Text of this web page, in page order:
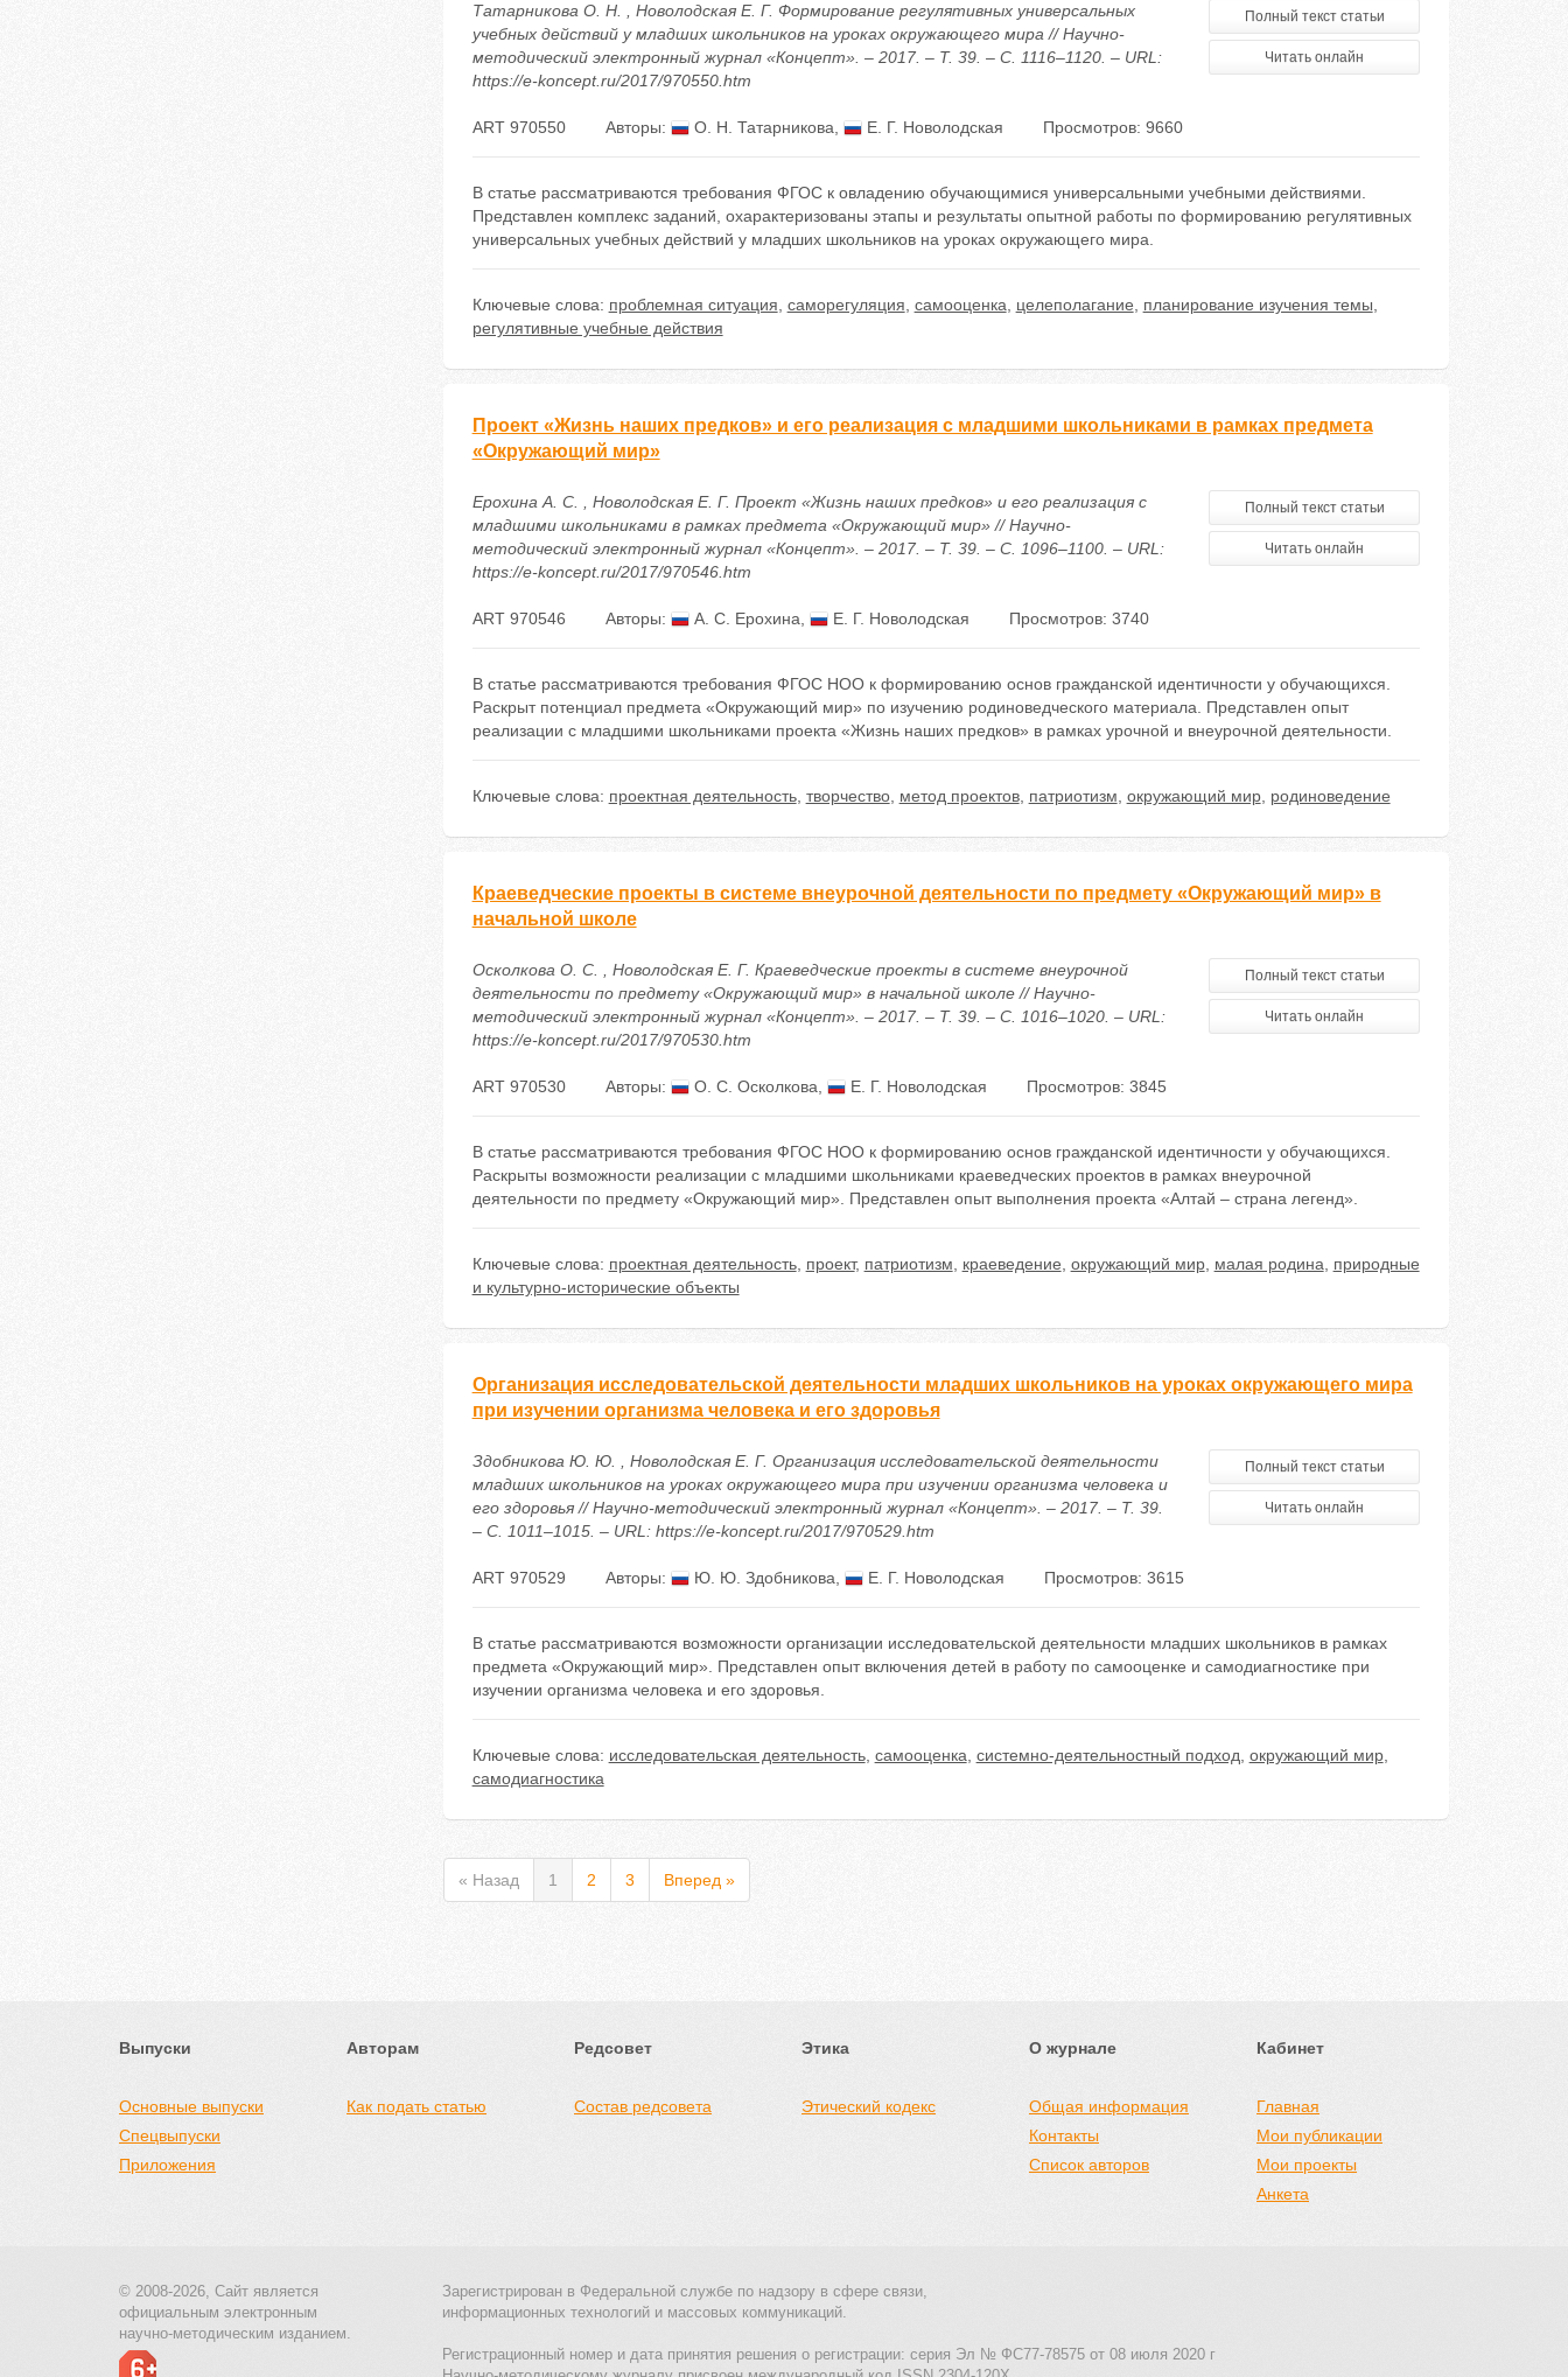
Татарникова О. Н. , Новолодская Е. Г. Формирование регулятивных универсальных
учебных действий у младших школьников на уроках окружающего мира // Научно-
методический электронный журнал «Концепт». – 2017. – Т. 39. – С. 1116–1120. – URL:
https://e-koncept.ru/2017/970550.htm
Полный текст статьи
Читать онлайн
ART 970550 Авторы: О. Н. Татарникова Е. Г. Новолодская Просмотров: 9660
В статье рассматриваются требования ФГОС к овладению обучающимися универсальными учебными действиями.
Представлен комплекс заданий, охарактеризованы этапы и результаты опытной работы по формированию регулятивных
универсальных учебных действий у младших школьников на уроках окружающего мира.
Ключевые слова: проблемная ситуация саморегуляция самооценка целеполагание планирование изучения темы
регулятивные учебные действия
Проект «Жизнь наших предков» и его реализация с младшими школьниками в рамках предмета
«Окружающий мир»
Ерохина А. С. , Новолодская Е. Г. Проект «Жизнь наших предков» и его реализация с
младшими школьниками в рамках предмета «Окружающий мир» // Научно-
методический электронный журнал «Концепт». – 2017. – Т. 39. – С. 1096–1100. – URL:
https://e-koncept.ru/2017/970546.htm
Полный текст статьи
Читать онлайн
ART 970546 Авторы: А. С. Ерохина Е. Г. Новолодская Просмотров: 3740
В статье рассматриваются требования ФГОС НОО к формированию основ гражданской идентичности у обучающихся.
Раскрыт потенциал предмета «Окружающий мир» по изучению родиноведческого материала. Представлен опыт
реализации с младшими школьниками проекта «Жизнь наших предков» в рамках урочной и внеурочной деятельности.
Ключевые слова: проектная деятельность, творчество, метод проектов, патриотизм окружающий мир, родиноведение
Краеведческие проекты в системе внеурочной деятельности по предмету «Окружающий мир» в
начальной школе
Осколкова О. С. , Новолодская Е. Г. Краеведческие проекты в системе внеурочной
деятельности по предмету «Окружающий мир» в начальной школе // Научно-
методический электронный журнал «Концепт». – 2017. – Т. 39. – С. 1016–1020. – URL:
https://e-koncept.ru/2017/970530.htm
Полный текст статьи
Читать онлайн
ART 970530 Авторы: О. С. Осколкова Е. Г. Новолодская Просмотров: 3845
В статье рассматриваются требования ФГОС НОО к формированию основ гражданской идентичности у обучающихся.
Раскрыты возможности реализации с младшими школьниками краеведческих проектов в рамках внеурочной
деятельности по предмету «Окружающий мир». Представлен опыт выполнения проекта «Алтай – страна легенд».
Ключевые слова: проектная деятельность, проект, патриотизм краеведение окружающий мир, малая родина
природные
и культурно-исторические объекты
Организация исследовательской деятельности младших школьников на уроках окружающего мира
при изучении организма человека и его здоровья
Здобникова Ю. Ю. , Новолодская Е. Г. Организация исследовательской деятельности
младших школьников на уроках окружающего мира при изучении организма человека и
его здоровья // Научно-методический электронный журнал «Концепт». – 2017. – Т. 39.
– С. 1011–1015. – URL: https://e-koncept.ru/2017/970529.htm
Полный текст статьи
Читать онлайн
ART 970529 Авторы: Ю. Ю. Здобникова Е. Г. Новолодская Просмотров: 3615
В статье рассматриваются возможности организации исследовательской деятельности младших школьников в рамках
предмета «Окружающий мир». Представлен опыт включения детей в работу по самооценке и самодиагностике при
изучении организма человека и его здоровья.
Ключевые слова: исследовательская деятельность, самооценка системно-деятельностный подход окружающий мир,
самодиагностика
« Назад 1 2 3 Вперед »
Выпуски
Основные выпуски
Спецвыпуски
Приложения
Авторам
Как подать статью
Редсовет
Состав редсовета
Этика
Этический кодекс
О журнале
Общая информация
Контакты
Список авторов
Кабинет
Главная
Мои публикации
Мои проекты
Анкета
© 2008-2026, Сайт является
официальным электронным
научно-методическим изданием.
Зарегистрирован в Федеральной службе по надзору в сфере связи,
информационных технологий и массовых коммуникаций.
Регистрационный номер и дата принятия решения о регистрации: серия Эл № ФС77-78575 от 08 июля 2020 г